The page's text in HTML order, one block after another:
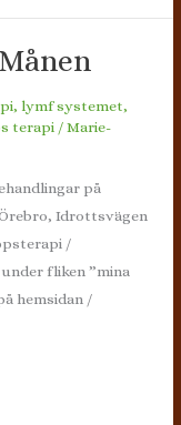
,lymf systemet,
terapi /Marie-
på
Idrottsvägen
/
fliken ”mina
hemsidan /